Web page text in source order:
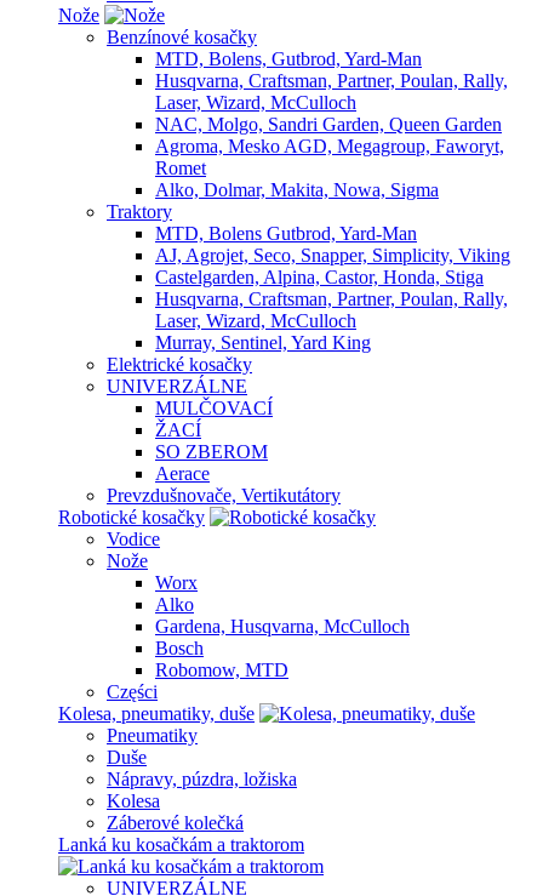
Nože
Benzínové kosačky
MTD, Bolens, Gutbrod, Yard-Man
Husqvarna, Craftsman, Partner, Poulan, Rally,
Laser, Wizard, McCulloch
NAC, Molgo, Sandri Garden, Queen Garden
Agroma, Mesko AGD, Megagroup, Faworyt,
Romet
Alko, Dolmar, Makita, Nowa, Sigma
Traktory
MTD, Bolens Gutbrod, Yard-Man
AJ, Agrojet, Seco, Snapper, Simplicity, Viking
Castelgarden, Alpina, Castor, Honda, Stiga
Husqvarna, Craftsman, Partner, Poulan, Rally,
Laser, Wizard, McCulloch
Murray, Sentinel, Yard King
Elektrické kosačky
UNIVERZÁLNE
MULČOVACÍ
ŽACÍ
SO ZBEROM
Aerace
Prevzdušnovače, Vertikutátory
Robotické kosačky
Vodice
Nože
Worx
Alko
Gardena, Husqvarna, McCulloch
Bosch
Robomow, MTD
Części
Kolesa, pneumatiky, duše
Pneumatiky
Duše
Nápravy, púzdra, ložiska
Kolesa
Záberové kolečká
Lanká ku kosačkám a traktorom
UNIVERZÁLNE